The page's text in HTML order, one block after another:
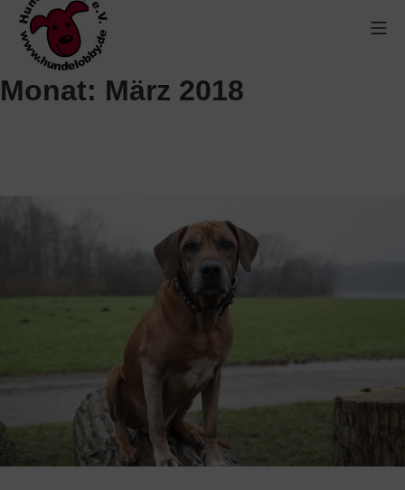
Monat: März 2018